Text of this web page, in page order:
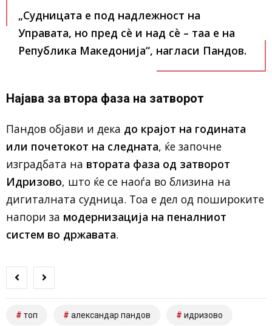
„Судницата е под надлежност на
Управата, но пред сѐ и над сѐ – таа е на
Република Македонија“, нагласи Пандов.
Најава за втора фаза на затворот
Пандов објави и дека до крајот на годината
или почетокот на следната, ќе започне
изградбата на втората фаза од затворот
Идризово, што ќе се наоѓа во близина на
дигиталната судница. Тоа е дел од пошироките
напори за модернизација на пеналниот
систем во државата.
топ александар пандов идризово